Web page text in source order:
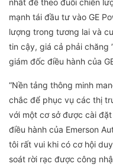
nhất để theo đuổi chiến
mạnh tái đầu tư vào GE
lượng trong tương lai và
tin cậy, giá cả phải chăng
giám đốc điều hành của
“Nền tảng thông minh
chắc để phục vụ các thị
với một cơ sở được cài
điều hành của Emerson
tôi rất vui khi có cơ hội
soát rời rạc được công